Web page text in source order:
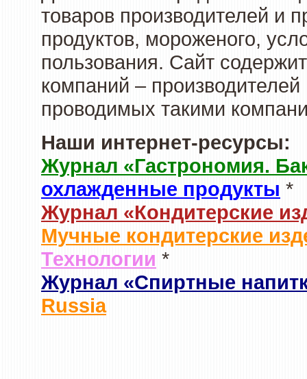
товаров производителей и
продуктов, мороженого,
пользования. Сайт
компаний –
проводимых такими
Наши интернет-ресурсы:
Журнал «Гастрономия.
охлажденные продукты *
Журнал «Кондитерские
Мучные кондитерские
Технологии *
Журнал «Спиртные
Russia